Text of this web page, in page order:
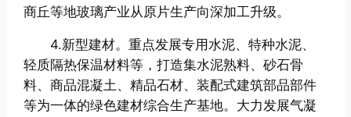
商丘等地玻璃产业从原片生产向深加工升级。
4.新型建材。重点发展专用水泥、特种水泥、
轻质隔热保温材料等，打造集水泥熟料、砂石骨
料、商品混凝土、精品石材、装配式建筑部品部件
等为一体的绿色建材综合生产基地。大力发展气凝